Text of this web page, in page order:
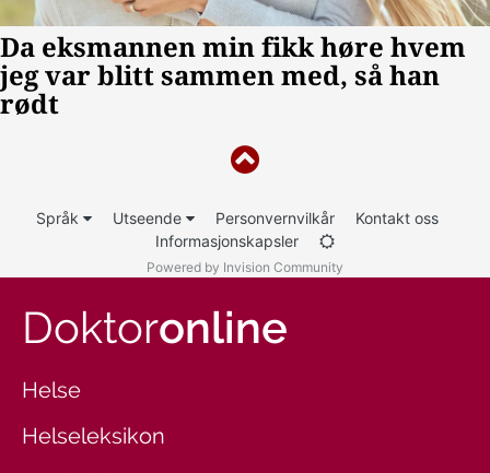
Språk Utseende Personvernvilkår
Kontakt oss
Informasjonskapsler
Powered by Invision Community
Doktoronline
Helse
Helseleksikon